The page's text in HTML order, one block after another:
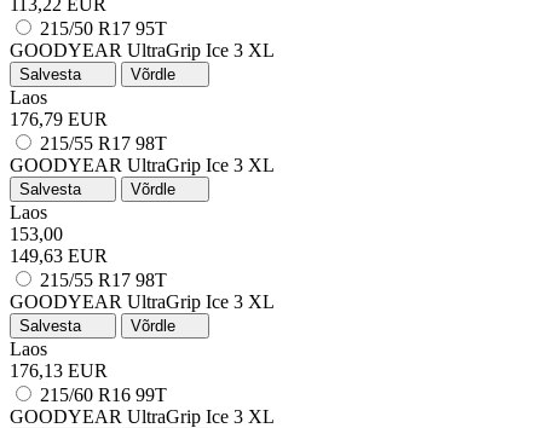
215/50 R17 95T
GOODYEAR UltraGrip Ice 3 XL
Salvesta Võrdle
Laos
176,79 EUR
215/55 R17 98T
GOODYEAR UltraGrip Ice 3 XL
Salvesta Võrdle
Laos
153,00
149,63 EUR
215/55 R17 98T
GOODYEAR UltraGrip Ice 3 XL
Salvesta Võrdle
Laos
176,13 EUR
215/60 R16 99T
GOODYEAR UltraGrip Ice 3 XL